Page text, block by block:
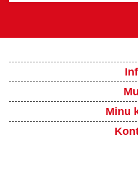
Minu